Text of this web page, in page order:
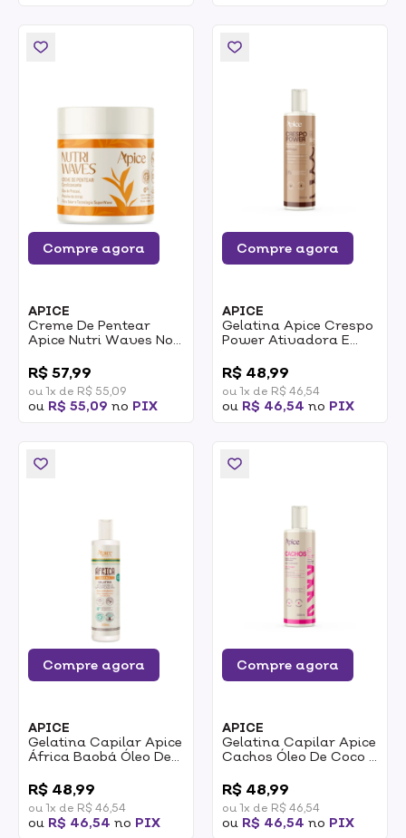
Compre agora
APICE
Creme De Pentear
Apice Nutri Waves No
500g
R$ 57,99
ou 1x de R$ 55,09
ou R$ 55,09 no PIX
Compre agora
APICE
Gelatina Apice Crespo
Power Ativadora E
R$ 48,99
ou 1x de R$ 46,54
ou R$ 46,54 no PIX
Compre agora
APICE
Gelatina Capilar Apice
África Baobá Óleo De
300ml
R$ 48,99
ou 1x de R$ 46,54
ou R$ 46,54 no PIX
Compre agora
APICE
Gelatina Capilar Apice
Cachos Óleo De Coco E
Ativadora E
Umidificadora 300ml
R$ 48,99
ou 1x de R$ 46,54
ou R$ 46,54 no PIX